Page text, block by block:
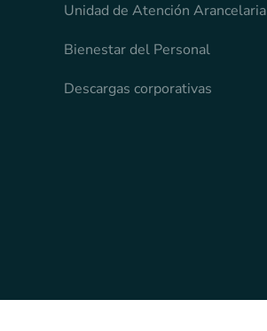
Unidad de Atención Arancelaria
Bienestar del Personal
Descargas corporativas